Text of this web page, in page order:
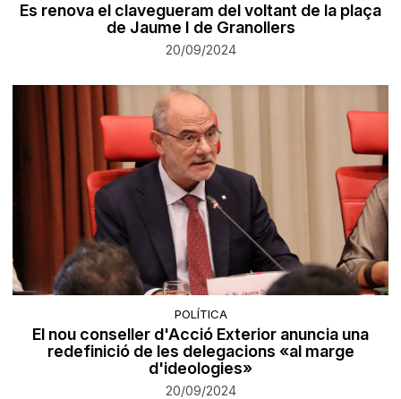
Es renova el clavegueram del voltant de la plaça
de Jaume I de Granollers
20/09/2024
POLÍTICA
El nou conseller d'Acció Exterior anuncia una
redefinició de les delegacions «al marge
d'ideologies»
20/09/2024